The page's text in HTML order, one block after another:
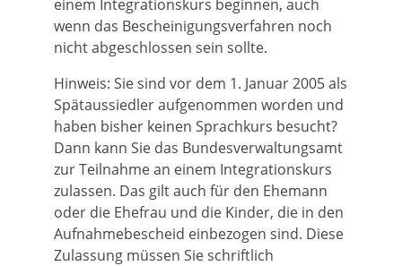
einem Integrationskurs beginnen, auch
wenn das Bescheinigungsverfahren noch
nicht abgeschlossen sein sollte.
Hinweis: Sie sind vor dem 1. Januar 2005 als
Spätaussiedler aufgenommen worden und
haben bisher keinen Sprachkurs besucht?
Dann kann Sie das Bundesverwaltungsamt
zur Teilnahme an einem Integrationskurs
zulassen. Das gilt auch für den Ehemann
oder die Ehefrau und die Kinder, die in den
Aufnahmebescheid einbezogen sind. Diese
Zulassung müssen Sie schriftlich